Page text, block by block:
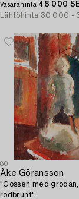
Vasarahinta 48 000
Lähtöhinta 30 000 -
80
Åke Göransson
"Gossen med
rödbrunt".